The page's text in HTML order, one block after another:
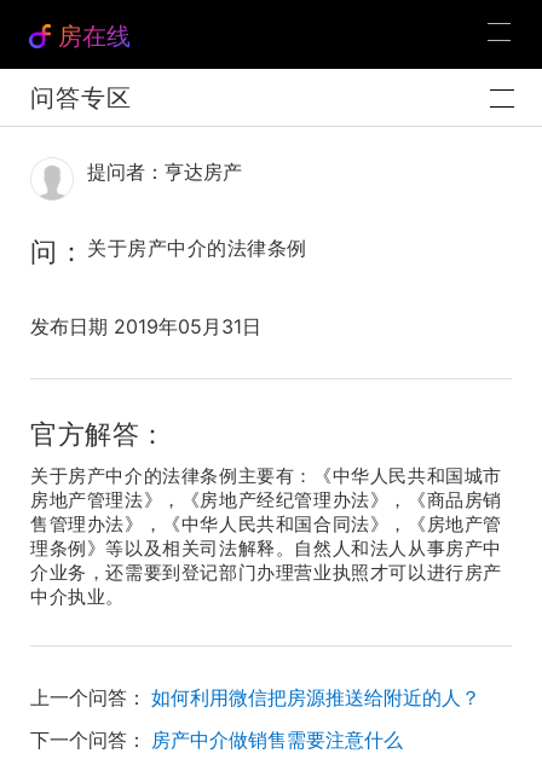
房在线
问答专区
提问者：亨达房产
问： 关于房产中介的法律条例
发布日期 2019年05月31日
官方解答：
关于房产中介的法律条例主要有：《中华人民共和国城市
房地产管理法》，《房地产经纪管理办法》，《商品房销
售管理办法》，《中华人民共和国合同法》，《房地产管
理条例》等以及相关司法解释。自然人和法人从事房产中
介业务，还需要到登记部门办理营业执照才可以进行房产
中介执业。
上一个问答： 如何利用微信把房源推送给附近的人？
下一个问答： 房产中介做销售需要注意什么